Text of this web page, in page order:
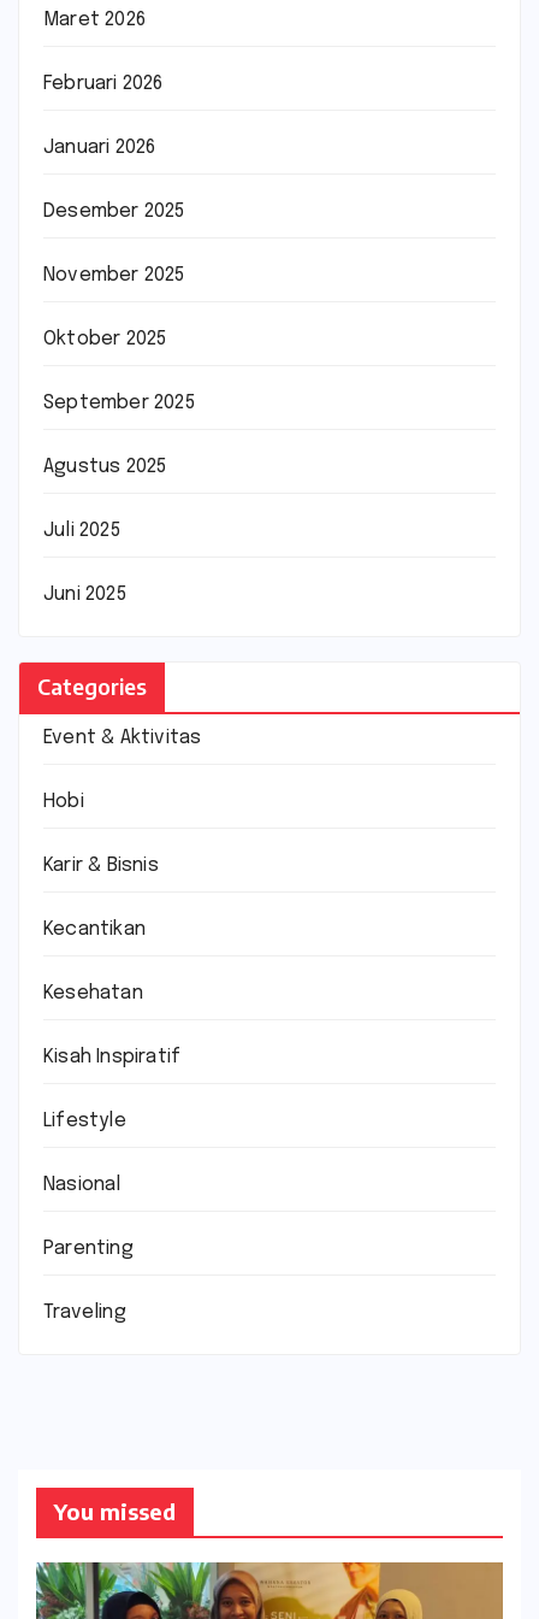
Maret 2026
Februari 2026
Januari 2026
Desember 2025
November 2025
Oktober 2025
September 2025
Agustus 2025
Juli 2025
Juni 2025
Categories
Event & Aktivitas
Hobi
Karir & Bisnis
Kecantikan
Kesehatan
Kisah Inspiratif
Lifestyle
Nasional
Parenting
Traveling
You missed